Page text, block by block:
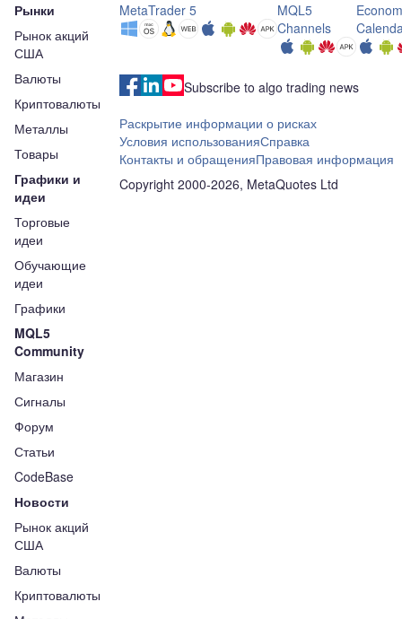
Рынки
Рынок акций
США
Валюты
Криптовалюты
Металлы
Товары
Графики и
идеи
Торговые
идеи
Обучающие
идеи
Графики
MQL5
Community
Магазин
Сигналы
Форум
Статьи
CodeBase
Новости
Рынок акций
США
Валюты
Криптовалюты
MetaTrader 5
MQL5
Channels
Subscribe to algo trading news
Раскрытие информации о рисках
Условия использованияСправка
Контакты и обращенияПравовая информация
Copyright 2000-2026, MetaQuotes Ltd